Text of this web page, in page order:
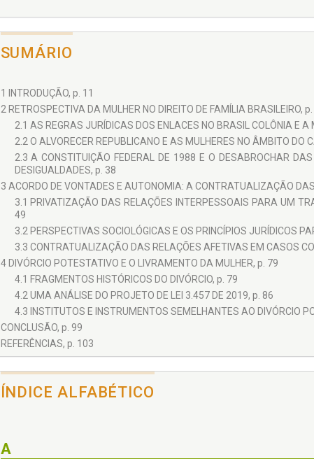
SUMÁRIO
1 INTRODUÇÃO, p. 11
2 RETROSPECTIVA DA MULHER NO DIREITO DE FAMÍLIA BRASILEIRO,
2.1 AS REGRAS JURÍDICAS DOS ENLACES NO BRASIL COLÔNIA E
2.2 O ALVORECER REPUBLICANO E AS MULHERES NO ÂMBITO DO
2.3 A CONSTITUIÇÃO FEDERAL DE 1988 E O DESABROCHAR
DESIGUALDADES, p. 38
3 ACORDO DE VONTADES E AUTONOMIA: A CONTRATUALIZAÇÃO
3.1 PRIVATIZAÇÃO DAS RELAÇÕES INTERPESSOAIS PARA UM
49
3.2 PERSPECTIVAS SOCIOLÓGICAS E OS PRINCÍPIOS JURÍDICOS
3.3 CONTRATUALIZAÇÃO DAS RELAÇÕES AFETIVAS EM CASOS
4 DIVÓRCIO POTESTATIVO E O LIVRAMENTO DA MULHER, p. 79
4.1 FRAGMENTOS HISTÓRICOS DO DIVÓRCIO, p. 79
4.2 UMA ANÁLISE DO PROJETO DE LEI 3.457 DE 2019, p. 86
4.3 INSTITUTOS E INSTRUMENTOS SEMELHANTES AO DIVÓRCIO
CONCLUSÃO, p. 99
REFERÊNCIAS, p. 103
ÍNDICE ALFABÉTICO
A